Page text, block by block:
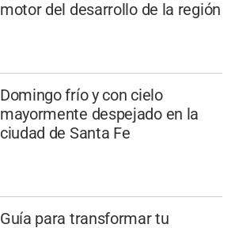
motor del desarrollo de la región
Domingo frío y con cielo
mayormente despejado en la
ciudad de Santa Fe
Guía para transformar tu